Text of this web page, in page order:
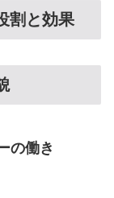
割と効果
の働き